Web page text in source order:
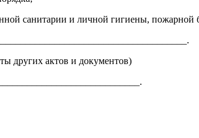
санитарии и личной гигиены, пожарной
актов и документов)